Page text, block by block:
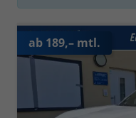
ab 189,– mtl.